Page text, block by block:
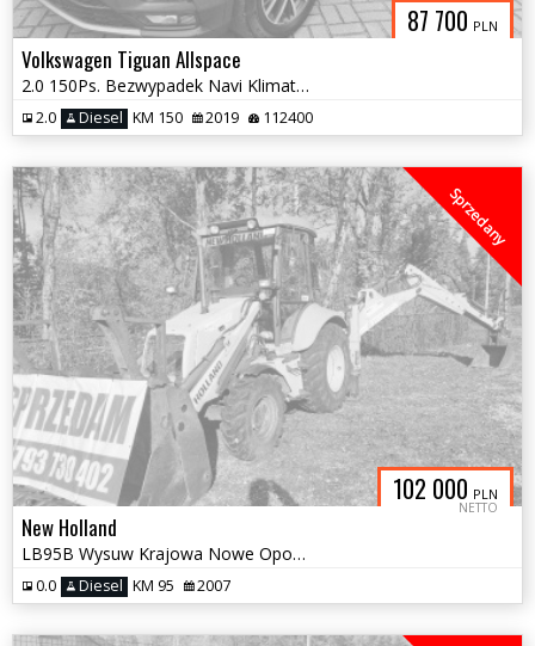
87 700 PLN
Volkswagen Tiguan Allspace
2.0 150Ps. Bezwypadek Navi Klimatronic 2019
2.0 Diesel KM 150 2019 112400
102 000 PLN
NETTO
Sprzedany
New Holland
LB95B Wysuw Krajowa Nowe Opony 2007 krokodyl GOTOWA DO PRACY
0.0 Diesel KM 95 2007